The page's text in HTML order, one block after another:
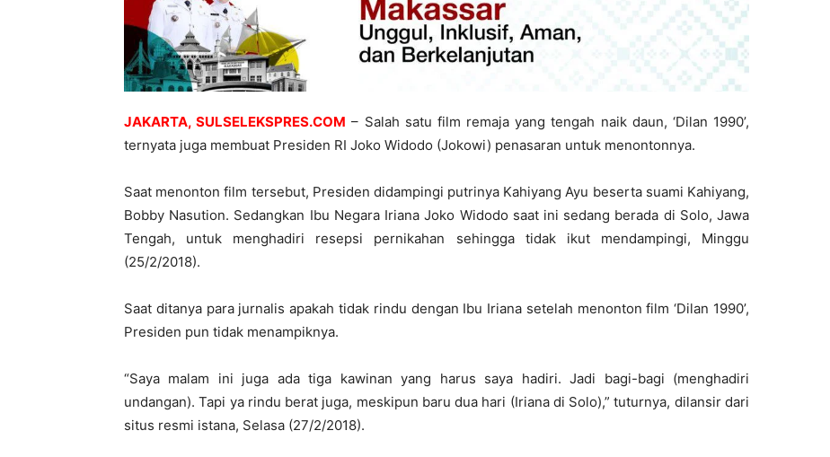
JAKARTA, SULSELEKSPRES.COM – Salah satu film remaja yang tengah naik daun, ‘Dilan 1990’,
ternyata juga membuat Presiden RI Joko Widodo (Jokowi) penasaran untuk menontonnya.
Saat menonton film tersebut, Presiden didampingi putrinya Kahiyang Ayu beserta suami Kahiyang,
Bobby Nasution. Sedangkan Ibu Negara Iriana Joko Widodo saat ini sedang berada di Solo, Jawa
Tengah, untuk menghadiri resepsi pernikahan sehingga tidak ikut mendampingi, Minggu
(25/2/2018).
Saat ditanya para jurnalis apakah tidak rindu dengan Ibu Iriana setelah menonton film ‘Dilan 1990’,
Presiden pun tidak menampiknya.
“Saya malam ini juga ada tiga kawinan yang harus saya hadiri. Jadi bagi-bagi (menghadiri
undangan). Tapi ya rindu berat juga, meskipun baru dua hari (Iriana di Solo),” tuturnya, dilansir dari
situs resmi istana, Selasa (27/2/2018).